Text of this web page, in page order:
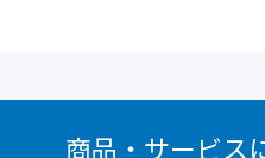
商品・サービス